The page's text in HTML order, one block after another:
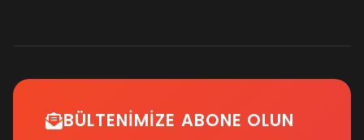
BÜLTENIMIZE ABONE OLUN